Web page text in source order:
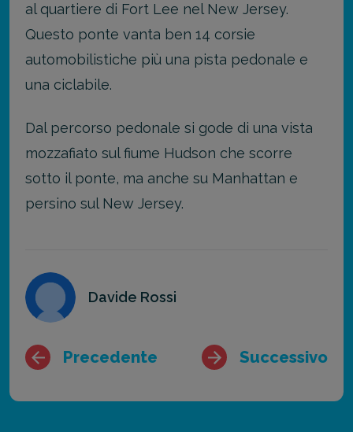
al quartiere di Fort Lee nel New Jersey.
Questo ponte vanta ben 14 corsie
automobilistiche più una pista pedonale e
una ciclabile.
Dal percorso pedonale si gode di una vista
mozzafiato sul fiume Hudson che scorre
sotto il ponte, ma anche su Manhattan e
persino sul New Jersey.
Davide Rossi
Precedente Successivo